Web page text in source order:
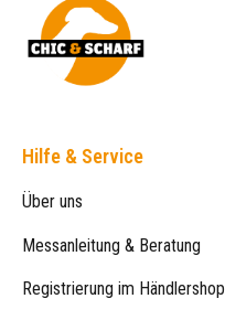
Hilfe & Service
Über uns
Messanleitung & Beratung
Registrierung im Händlershop